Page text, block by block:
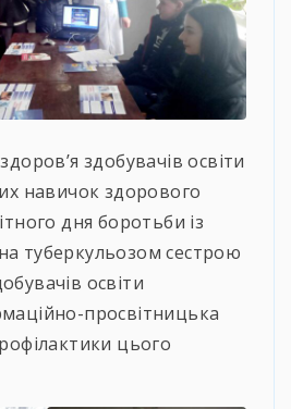
здобувачів освіти
навичок здорового
дня боротьби із
туберкульозом сестрою
освіти
просвітницька
цього